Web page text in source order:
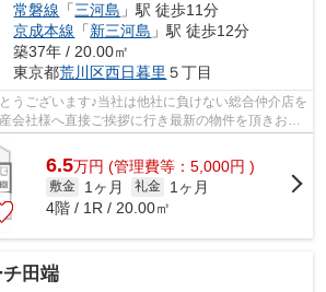
常磐線 「三河島 」駅 徒歩11分
京成本線 「新三河島 」駅 徒歩12分
築37年 / 20.00㎡
東京都荒川区西日暮里 ５丁目
うございます♪当社は他社に負けない総合仲介店を
会社様へ直接ご挨拶に行き最新の物件を頂きお客
6.5万円 (管理費等：5,000円 )
敷金 1ヶ月 礼金
1ヶ月
4階 / 1R / 20.00㎡
田端